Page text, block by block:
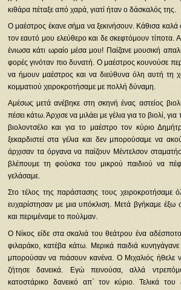
κιθάρα πέταξε από χαρά, γιατί ήταν ο δάσκαλός της.
Ο μαέστρος έκανε σήμα να ξεκινήσουν. Κάθισα
τον εαυτό μου ελεύθερο και δε σκεφτόμουν τίποτα.
ένιωσα κάτι ωραίο μέσα μου! Παίζανε μουσική
φορές γινόταν πιο δυνατή. Ο μαέστρος κουνούσε
να ήμουν μαέστρος και να διεύθυνα όλη αυτή τη
κομματιού χειροκροτήσαμε με πολλή δύναμη.
Αμέσως μετά ανέβηκε στη σκηνή ένας αστείος
πέσει κάτω. Άρχισε να μιλάει με γέλια για το βιολί,
βιολοντσέλο και για το μαέστρο τον κύριο
ξεκαρδιστεί στα γέλια και δεν μπορούσαμε να
άρχισαν τα όργανα να παίζουν Μέντελσον
βλέπουμε τη φούσκα του μικρού παιδιού να
γελάσαμε.
Στο τέλος της παράστασης τους χειροκροτήσαμε
ευχαρίστησαν με μια υπόκλιση. Μετά βγήκαμε έξω
και περιμέναμε το πούλμαν.
Ο Νίκος είδε στα σκαλιά του θεάτρου ένα
φιλαράκο, κατέβα κάτω. Μερικά παιδιά
μπορούσαν να πιάσουν κανένα. Ο Μιχαλιός ήθελε
ζήτησε δανεικά. Εγώ πεινούσα, αλλά
κατοστάρικο δανεικό απ` τον κύριο. Τελικά